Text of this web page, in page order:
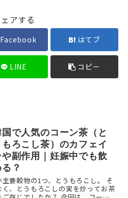
アする
Facebook はてブ
LINE コピー
国で人気のコーン茶（と
もろこし茶）のカフェイ
や副作用｜妊娠中でも飲
？
要穀物の1つ、とうもろこし。 そ
、とうもろこしの実を炒ってお茶